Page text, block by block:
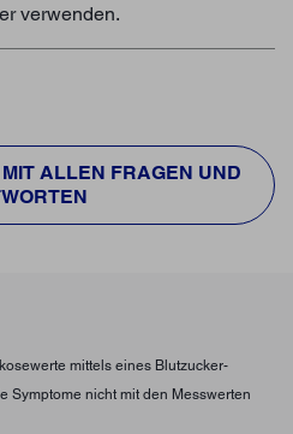
verwenden.
ALLEN FRAGEN UND
mittels eines Blutzucker-
Symptome nicht mit den Messwerten